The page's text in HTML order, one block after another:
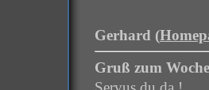
Gerhard (
Gruß zum